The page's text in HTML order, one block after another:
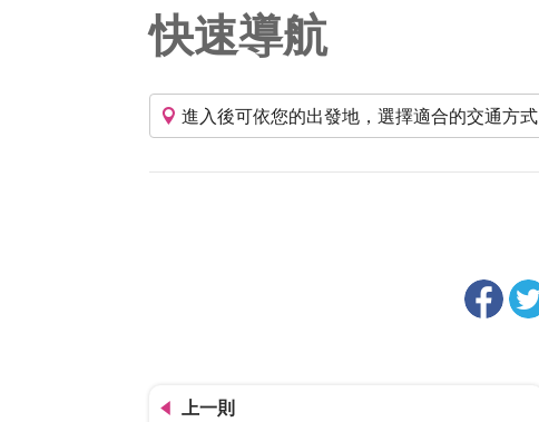
快速導航
進入後可依您的出發地，選擇適合的交通方式
上一則